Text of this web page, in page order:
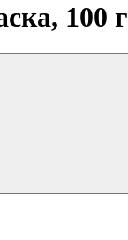
100 г